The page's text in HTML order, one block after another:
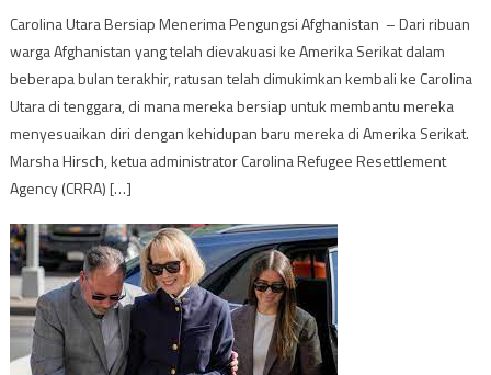
Carolina Utara Bersiap Menerima Pengungsi Afghanistan – Dari ribuan
warga Afghanistan yang telah dievakuasi ke Amerika Serikat dalam
beberapa bulan terakhir, ratusan telah dimukimkan kembali ke Carolina
Utara di tenggara, di mana mereka bersiap untuk membantu mereka
menyesuaikan diri dengan kehidupan baru mereka di Amerika Serikat.
Marsha Hirsch, ketua administrator Carolina Refugee Resettlement
Agency (CRRA) […]